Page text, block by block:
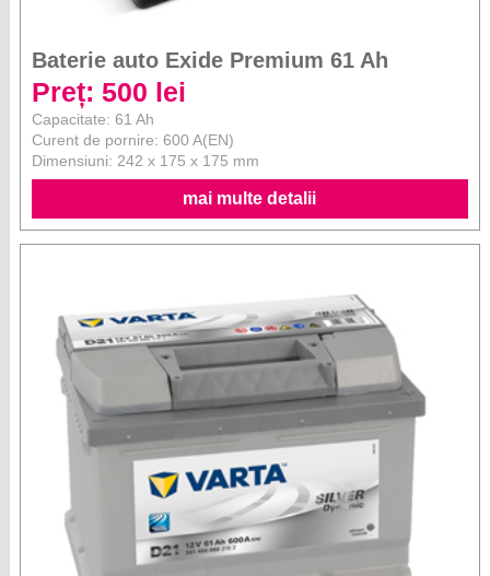
Baterie auto Exide Premium 61 Ah
Preț: 500 lei
Capacitate: 61 Ah
Curent de pornire: 600 A(EN)
Dimensiuni: 242 x 175 x 175 mm
mai multe detalii